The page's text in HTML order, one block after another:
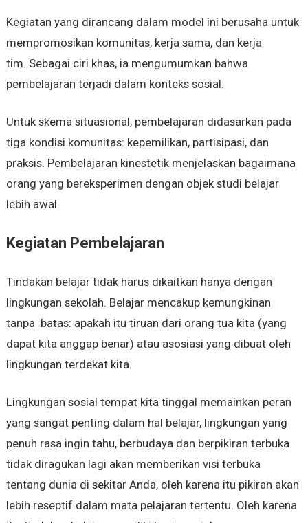
Kegiatan yang dirancang dalam model ini berusaha untuk
mempromosikan komunitas, kerja sama, dan kerja
tim. Sebagai ciri khas, ia mengumumkan bahwa
pembelajaran terjadi dalam konteks sosial.
Untuk skema situasional, pembelajaran didasarkan pada
tiga kondisi komunitas: kepemilikan, partisipasi, dan
praksis. Pembelajaran kinestetik menjelaskan bagaimana
orang yang bereksperimen dengan objek studi belajar
lebih awal.
Kegiatan Pembelajaran
Tindakan belajar tidak harus dikaitkan hanya dengan
lingkungan sekolah. Belajar mencakup kemungkinan
tanpa batas: apakah itu tiruan dari orang tua kita (yang
dapat kita anggap benar) atau asosiasi yang dibuat oleh
lingkungan terdekat kita.
Lingkungan sosial tempat kita tinggal memainkan peran
yang sangat penting dalam hal belajar, lingkungan yang
penuh rasa ingin tahu, berbudaya dan berpikiran terbuka
tidak diragukan lagi akan memberikan visi terbuka
tentang dunia di sekitar Anda, oleh karena itu pikiran akan
lebih reseptif dalam mata pelajaran tertentu. Oleh karena